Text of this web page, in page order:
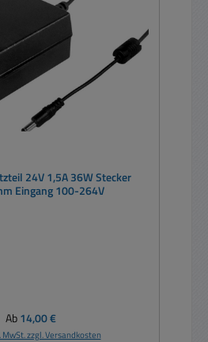
24V 1,5A 36W Stecker
Eingang 100-264V
Regulärer Preis:
Ab14,00 €
MwSt. zzgl. Versandkosten